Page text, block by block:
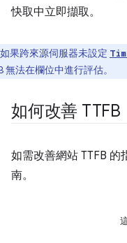
快取中立即擷取。
如果跨來源伺服器未設定
無法在欄位中進行評估。
如何改善 TTFB
如需改善網站 TTFB 的
南。